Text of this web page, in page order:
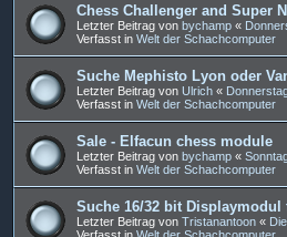
Chess Challenger and Super
Letzter Beitrag von bychamp «
Verfasst in Welt der Schachcomputer
Suche Mephisto Lyon oder
Letzter Beitrag von Ulrich «
Verfasst in Welt der Schachcomputer
Sale - Elfacun chess module
Letzter Beitrag von bychamp «
Verfasst in Welt der Schachcomputer
Suche 16/32 bit
Letzter Beitrag von Tristanantoon «
Verfasst in Welt der Schachcomputer